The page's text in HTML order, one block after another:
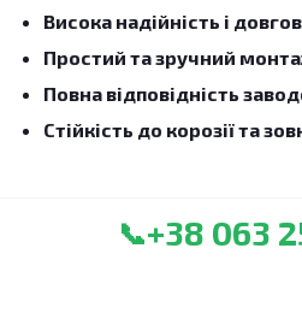
Висока надійність і
Простий та зручний
Повна відповідність
Стійкість до корозії та
📞+38 063